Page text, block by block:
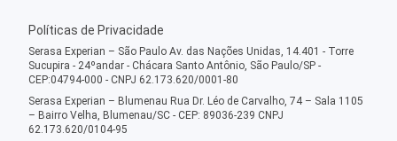
Políticas de Privacidade
Serasa Experian – São Paulo Av. das Nações Unidas, 14.401 - Torre
Sucupira - 24ºandar - Chácara Santo Antônio, São Paulo/SP -
CEP:04794-000 - CNPJ 62.173.620/0001-80
Serasa Experian – Blumenau Rua Dr. Léo de Carvalho, 74 – Sala 1105
– Bairro Velha, Blumenau/SC - CEP: 89036-239 CNPJ
62.173.620/0104-95